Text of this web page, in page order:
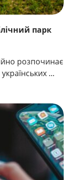
парк
розпочинає
...